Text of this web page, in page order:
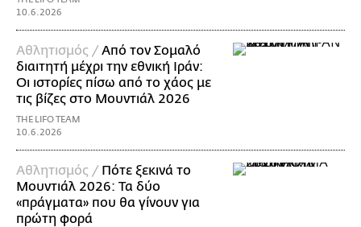
10.6.2026
Αθλητισμός /Από τον Σομαλό
διαιτητή μέχρι την εθνική Ιράν:
Οι ιστορίες πίσω από το χάος με
τις βίζες στο Μουντιάλ 2026
THE LIFO TEAM
10.6.2026
Αθλητισμός / Πότε ξεκινά το
Μουντιάλ 2026: Τα δύο
«πράγματα» που θα γίνουν για
πρώτη φορά